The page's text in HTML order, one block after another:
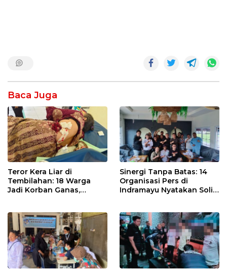
Baca Juga
Teror Kera Liar di
Tembilahan: 18 Warga
Jadi Korban Ganas,
Sinergi Tanpa Batas: 14
Organisasi Pers di
Indramayu Nyatakan Solid